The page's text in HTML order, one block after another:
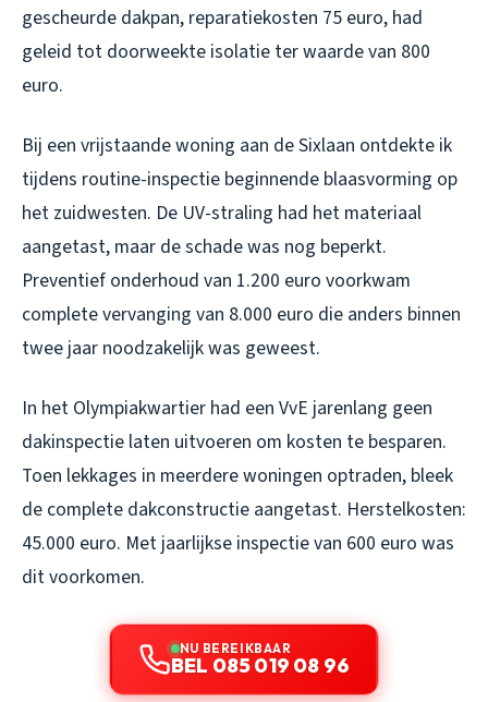
gescheurde dakpan, reparatiekosten 75 euro, had
geleid tot doorweekte isolatie ter waarde van 800
euro.
Bij een vrijstaande woning aan de Sixlaan ontdekte ik
tijdens routine-inspectie beginnende blaasvorming op
het zuidwesten. De UV-straling had het materiaal
aangetast, maar de schade was nog beperkt.
Preventief onderhoud van 1.200 euro voorkwam
complete vervanging van 8.000 euro die anders binnen
twee jaar noodzakelijk was geweest.
In het Olympiakwartier had een VvE jarenlang geen
dakinspectie laten uitvoeren om kosten te besparen.
Toen lekkages in meerdere woningen optraden, bleek
de complete dakconstructie aangetast. Herstelkosten:
45.000 euro. Met jaarlijkse inspectie van 600 euro was
dit voorkomen.
NU BEREIKBAAR
BEL 085 019 08 96